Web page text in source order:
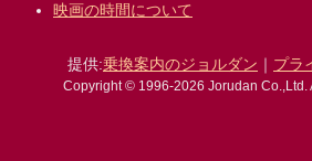
映画の時間について
提供:乗換案内のジョルダン ｜ プラ
Copyright © 1996-2026 Jorudan Co.,Ltd.